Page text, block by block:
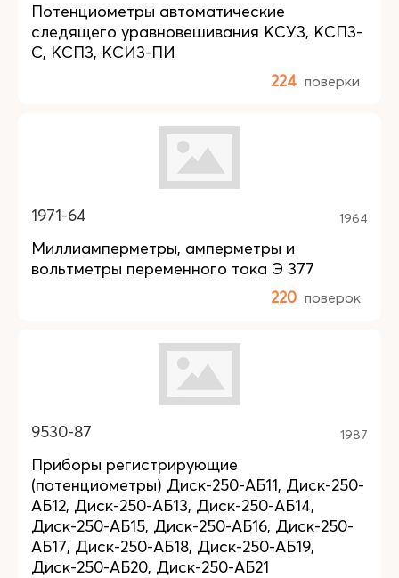
Потенциометры автоматические
следящего уравновешивания КСУ3, КСП3-
С, КСП3, КСИ3-ПИ
224 поверки
1971-64 1964
Миллиамперметры, амперметры и
вольтметры переменного тока Э 377
220 поверок
9530-87 1987
Приборы регистрирующие
(потенциометры) Диск-250-АБ11, Диск-250-
АБ12, Диск-250-АБ13, Диск-250-АБ14,
Диск-250-АБ15, Диск-250-АБ16, Диск-250-
АБ17, Диск-250-АБ18, Диск-250-АБ19,
Диск-250-АБ20, Диск-250-АБ21